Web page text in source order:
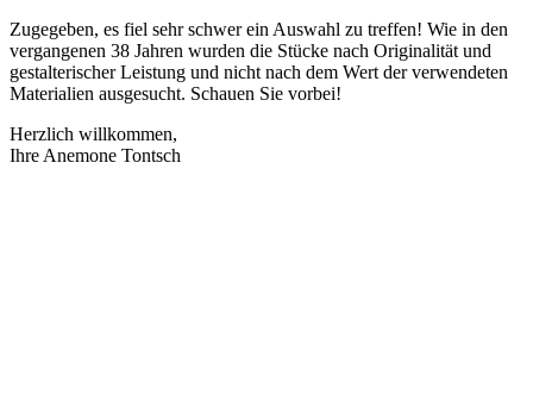
Zugegeben, es fiel sehr schwer ein Auswahl zu treffen! Wie in den
vergangenen 38 Jahren wurden die Stücke nach Originalität und
gestalterischer Leistung und nicht nach dem Wert der verwendeten
Materialien ausgesucht. Schauen Sie vorbei!
Herzlich willkommen,
Ihre Anemone Tontsch